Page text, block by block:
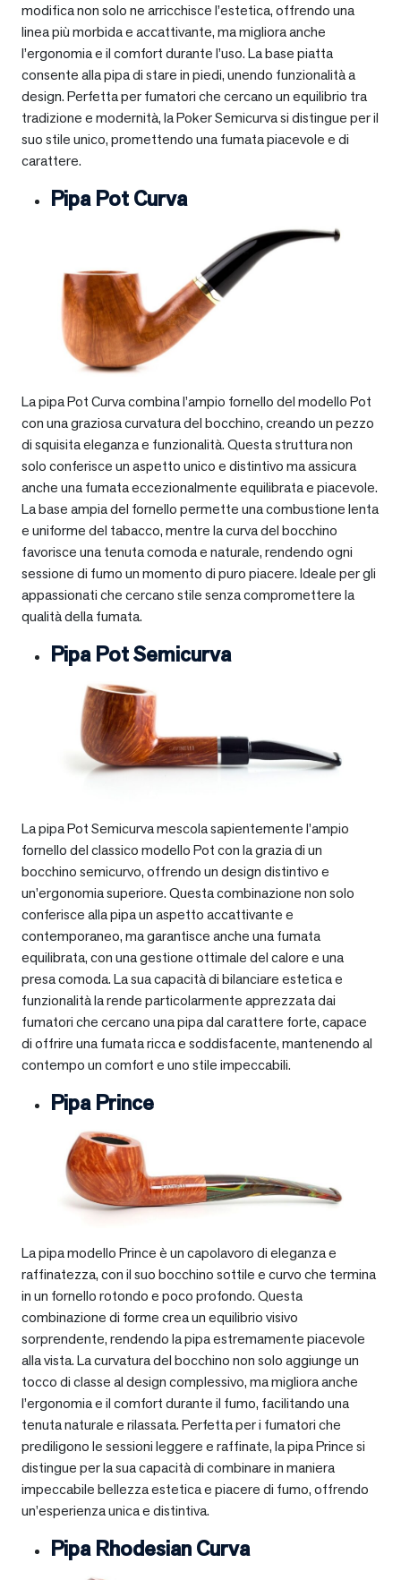
modifica non solo ne arricchisce l’estetica, offrendo una
linea più morbida e accattivante, ma migliora anche
l’ergonomia e il comfort durante l’uso. La base piatta
consente alla pipa di stare in piedi, unendo funzionalità a
design. Perfetta per fumatori che cercano un equilibrio tra
tradizione e modernità, la Poker Semicurva si distingue per il
suo stile unico, promettendo una fumata piacevole e di
carattere.
Pipa Pot Curva
La pipa Pot Curva combina l’ampio fornello del modello Pot
con una graziosa curvatura del bocchino, creando un pezzo
di squisita eleganza e funzionalità. Questa struttura non
solo conferisce un aspetto unico e distintivo ma assicura
anche una fumata eccezionalmente equilibrata e piacevole.
La base ampia del fornello permette una combustione lenta
e uniforme del tabacco, mentre la curva del bocchino
favorisce una tenuta comoda e naturale, rendendo ogni
sessione di fumo un momento di puro piacere. Ideale per gli
appassionati che cercano stile senza compromettere la
qualità della fumata.
Pipa Pot Semicurva
La pipa Pot Semicurva mescola sapientemente l’ampio
fornello del classico modello Pot con la grazia di un
bocchino semicurvo, offrendo un design distintivo e
un’ergonomia superiore. Questa combinazione non solo
conferisce alla pipa un aspetto accattivante e
contemporaneo, ma garantisce anche una fumata
equilibrata, con una gestione ottimale del calore e una
presa comoda. La sua capacità di bilanciare estetica e
funzionalità la rende particolarmente apprezzata dai
fumatori che cercano una pipa dal carattere forte, capace
di offrire una fumata ricca e soddisfacente, mantenendo al
contempo un comfort e uno stile impeccabili.
Pipa Prince
La pipa modello Prince è un capolavoro di eleganza e
raffinatezza, con il suo bocchino sottile e curvo che termina
in un fornello rotondo e poco profondo. Questa
combinazione di forme crea un equilibrio visivo
sorprendente, rendendo la pipa estremamente piacevole
alla vista. La curvatura del bocchino non solo aggiunge un
tocco di classe al design complessivo, ma migliora anche
l’ergonomia e il comfort durante il fumo, facilitando una
tenuta naturale e rilassata. Perfetta per i fumatori che
prediligono le sessioni leggere e raffinate, la pipa Prince si
distingue per la sua capacità di combinare in maniera
impeccabile bellezza estetica e piacere di fumo, offrendo
un’esperienza unica e distintiva.
Pipa Rhodesian Curva